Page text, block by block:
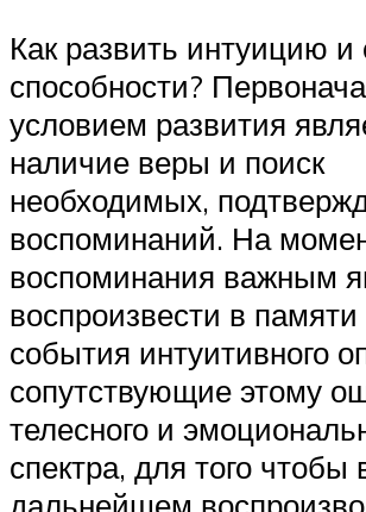
Как развить интуицию
способности?
условием развития
наличие веры и поиск
необходимых,
воспоминаний. На
воспоминания важным
воспроизвести в памяти
события интуитивного
сопутствующие этому
телесного и
спектра, для того чтобы